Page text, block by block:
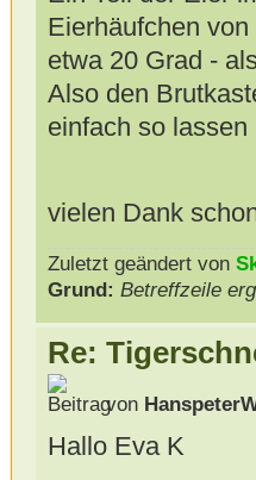
Eierhäufchen
etwa 20 Grad -
Also den
einfach so
vielen Dank
Zuletzt geändert von
Grund: Betreffzeile
Re:
von
Hallo Eva K